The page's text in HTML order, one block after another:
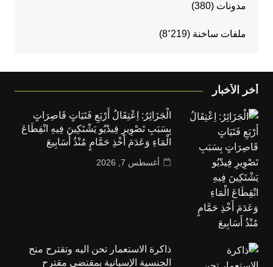
مدونات (380)
ملفات ساخنة (8٬219)
أخر الأخبار
الْجَزَائِرُ: اِعْتِقَالُ أَرْبَعِ فَتَيَاتٍ قَاصِرَاتٍ
بِسَبَبِ تَصْوِيرِ فِيدْيُو يَشْتَكِينَ فِيهِ انْقِطَاعَ
الْمَاءِ وَعَدَمَ أَخْذِ حَمَّامٍ مُنْذُ أَسَابِيعَ
أغسطس 7, 2026
ذاكرة الاستعمار تحن اليه وتقترح منح
الجنسية الإسبانية بمقتضى مقترح